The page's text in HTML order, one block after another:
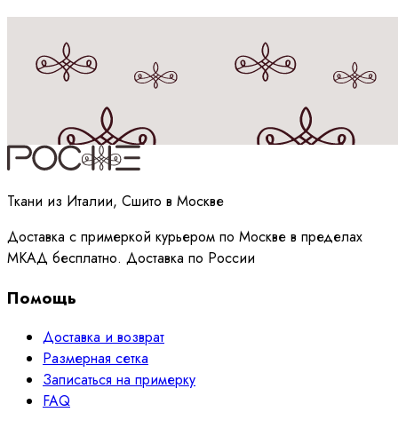
Принимаюполитикуобработки данных
Ткани из Италии, Сшито в Москве
Доставка с примеркой курьером по Москве в пределах
МКАД бесплатно. Доставка по России
Помощь
Доставка и возврат
Размерная сетка
Записаться на примерку
FAQ